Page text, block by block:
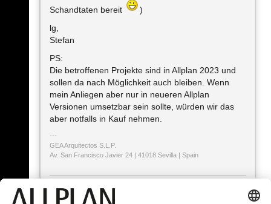
Schandtaten bereit
)
lg,
Stefan
PS:
Die betroffenen Projekte sind in Allplan 2023 und
sollen da nach Möglichkeit auch bleiben. Wenn
mein Anliegen aber nur in neueren Allplan
Versionen umsetzbar sein sollte, würden wir das
aber notfalls in Kauf nehmen.
GEA Arquitectos S.L.P.
Av. San Francisco Javier 24 | 41018 Sevilla | Spain